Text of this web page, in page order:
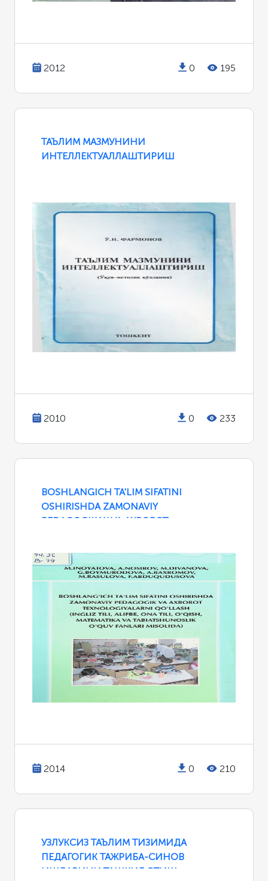
2012 0 195
ТАЪЛИМ МАЗМУНИНИ
ИНТЕЛЛЕКТУАЛЛАШТИРИШ
2010 0 233
BOSHLANGICH TA'LIM SIFATINI
OSHIRISHDA ZAMONAVIY
PEDAGOGIKAK VA AXBOROT
2014 0 210
УЗЛУКСИЗ ТАЪЛИМ ТИЗИМИДА
ПЕДАГОГИК ТАЖРИБА-СИНОВ
ИШЛАРИНИ ТАШКИЛ ЭТИШ